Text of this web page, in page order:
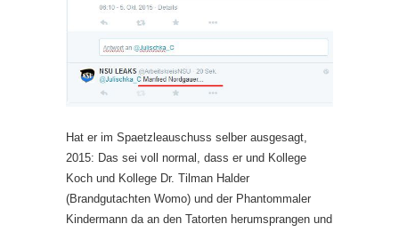
Hat er im Spaetzleauschuss selber ausgesagt,
2015: Das sei voll normal, dass er und Kollege
Koch und Kollege Dr. Tilman Halder
(Brandgutachten Womo) und der Phantommaler
Kindermann da an den Tatorten herumsprangen und